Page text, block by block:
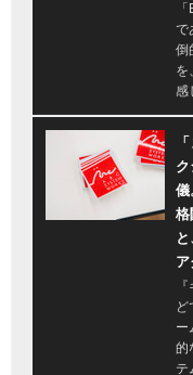
で
倒
を
感
儀
格
ア
ど
ー
的
テ